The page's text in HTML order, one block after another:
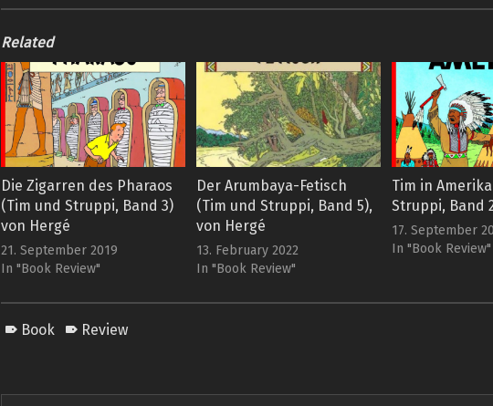
Related
Die Zigarren des Pharaos
(Tim und Struppi, Band 3)
von Hergé
21. September 2019
In "Book Review"
Der Arumbaya-Fetisch
(Tim und Struppi, Band 5),
von Hergé
13. February 2022
In "Book Review"
Tim in
Struppi, Band
17. September
In "Book Review"
Book Review